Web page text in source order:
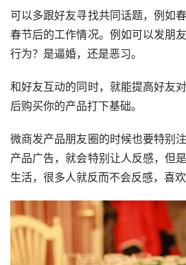
可以多跟好友寻找共同话题，例如
春节后的工作情况。例如可以发朋
行为？是逼婚，还是恶习。
和好友互动的同时，就能提高好友
后购买你的产品打下基础。
微商发产品朋友圈的时候也要特别
产品广告，就会特别让人反感，但
生活，很多人就反而不会反感，喜欢